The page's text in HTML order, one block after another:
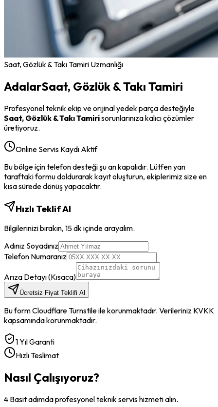
Saat, Gözlük & Takı Tamiri Uzmanlığı
AdalarSaat, Gözlük & Takı Tamiri
Profesyonel teknik ekip ve orijinal yedek parça desteğiyle
Saat, Gözlük & Takı Tamirisorunlarınıza kalıcı çözümler
üretiyoruz.
Online Servis Kaydı Aktif
Bu bölge için telefon desteği şu an kapalıdır. Lütfen yan
taraftaki formu doldurarak kayıt oluşturun, ekiplerimiz size en
kısa sürede dönüş yapacaktır.
Hızlı Teklif Al
Bilgilerinizi bırakın, 15 dk içinde arayalım.
Adınız Soyadınız
Telefon Numaranız
Arıza Detayı (Kısaca)
Ücretsiz Fiyat Teklifi Al
Bu form Cloudflare Turnstile ile korunmaktadır. Verileriniz KVKK
kapsamında korunmaktadır.
1 Yıl Garanti
Hızlı Teslimat
Nasıl Çalışıyoruz?
4 Basit adımda profesyonel teknik servis hizmeti alın.